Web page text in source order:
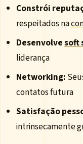
Constrói
respeitados na
Desenvolvesoft
liderança
Networking:
contatos futura
Satisfação
intrinsecamente